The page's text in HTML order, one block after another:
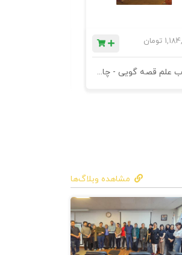
تومان
کتاب علم قصه گویی - چاپ سوم
مشاهده وبلاگ‌ها